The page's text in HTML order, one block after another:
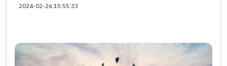
2024-02-26 15:55:33